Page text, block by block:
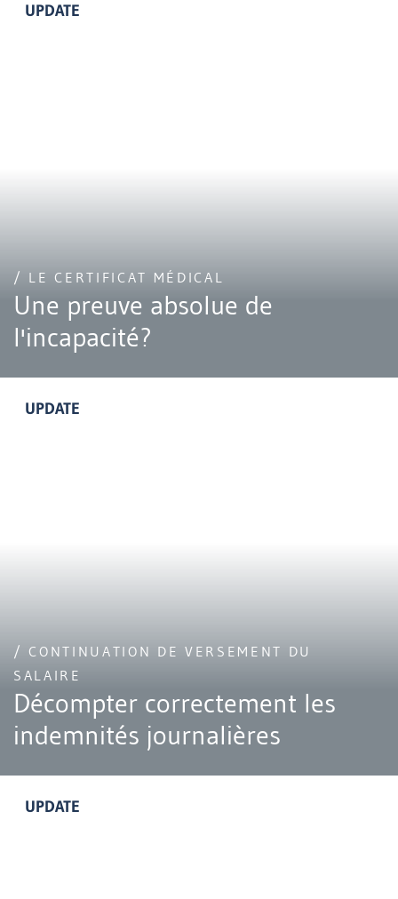
UPDATE
/ LE CERTIFICAT MÉDICAL
Une preuve absolue de
l'incapacité?
UPDATE
/ CONTINUATION DE VERSEMENT DU
SALAIRE
Décompter correctement les
indemnités journalières
UPDATE